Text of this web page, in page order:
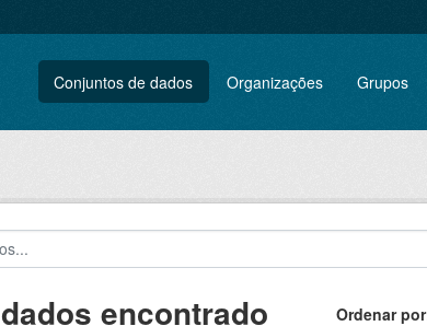
Conjuntos de dados Organizações Grupos
Ordenar por
encontrado